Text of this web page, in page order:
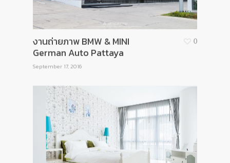
งานถ่ายภาพ BMW & MINI
German Auto Pattaya
September 17, 2016
0